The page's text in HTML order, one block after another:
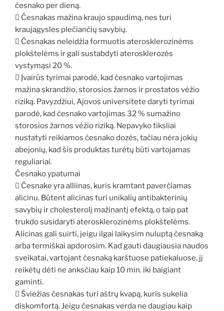
česnako per dieną.
 Česnakas mažina kraujo spaudimą, nes turi
kraujagysles plečiančių savybių.
 Česnakas neleidžia formuotis aterosklerozinėms
plokštelėms ir gali sustabdyti aterosklerozės
vystymąsi 20 %.
 Įvairūs tyrimai parodė, kad česnako vartojimas
mažina skrandžio, storosios žarnos ir prostatos vėžio
riziką. Pavyzdžiui, Ajovos universitete daryti tyrimai
parodė, kad česnako vartojimas 32 % sumažino
storosios žarnos vėžio riziką. Nepavyko tiksliai
nustatyti reikiamos česnako dozės, tačiau nėra jokių
abejonių, kad šis produktas turėtų būti vartojamas
reguliariai.
Česnako ypatumai
 Česnake yra alliinas, kuris kramtant paverčiamas
alicinu. Būtent alicinas turi unikalių antibakterinių
savybių ir cholesterolį mažinantį efektą, o taip pat
trukdo susidaryti aterosklerozinėms plokštelėms.
Alicinas gali suirti, jeigu ilgai laikysim nuluptą česnaką
arba termiškai apdorosim. Kad gauti daugiausia naudos
sveikatai, vartojant česnaką karštuose patiekaluose, jį
reikėtų dėti ne anksčiau kaip 10 min. iki baigiant
gaminti.
 Šviežias česnakas turi aštrų kvapą, kuris sukelia
diskomfortą. Jeigu česnakas verda ne daugiau kaip